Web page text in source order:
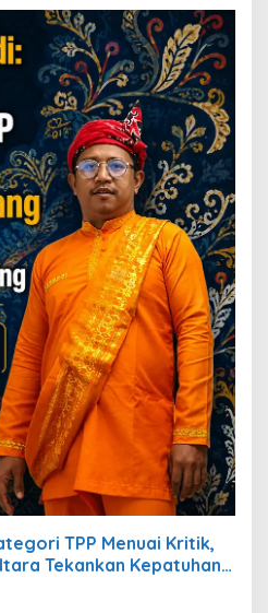
TPP Menuai Kritik,
Tekankan Kepatuhan